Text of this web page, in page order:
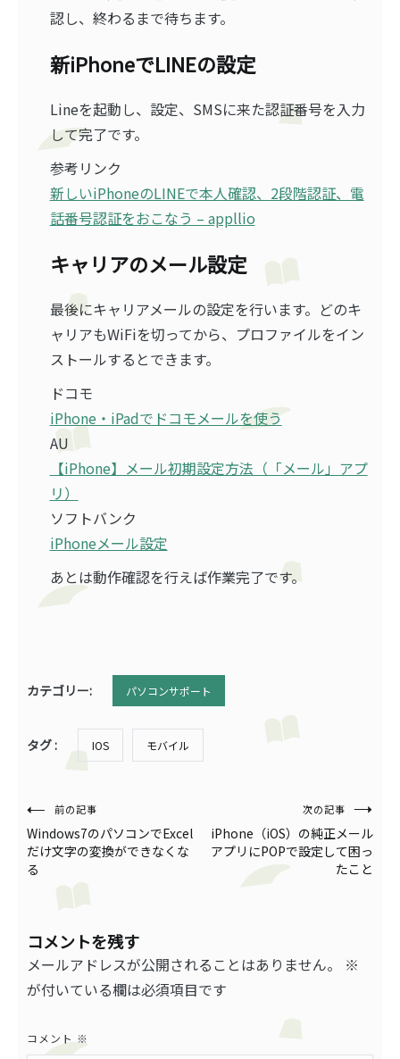
認し、終わるまで待ちます。
新iPhoneでLINEの設定
Lineを起動し、設定、SMSに来た認証番号を入力
して完了です。
参考リンク
新しいiPhoneのLINEで本人確認、2段階認証、電
話番号認証をおこなう – appllio
キャリアのメール設定
最後にキャリアメールの設定を行います。どのキ
ャリアもWiFiを切ってから、プロファイルをイン
ストールするとできます。
ドコモ
iPhone・iPadでドコモメールを使う
AU
【iPhone】メール初期設定方法（「メール」アプ
リ）
ソフトバンク
iPhoneメール設定
あとは動作確認を行えば作業完了です。
カテゴリー: パソコンサポート
タグ : IOS モバイル
投
稿
ナ
ゲ
ー
ョ
前の記事
Windows7のパソコンでExcel
だけ文字の変換ができなくな
る
次の記事
iPhone（iOS）の純正メール
アプリにPOPで設定して困っ
たこと
コメントを残す
メールアドレスが公開されることはありません。
※
が付いている欄は必須項目です
コメント ※